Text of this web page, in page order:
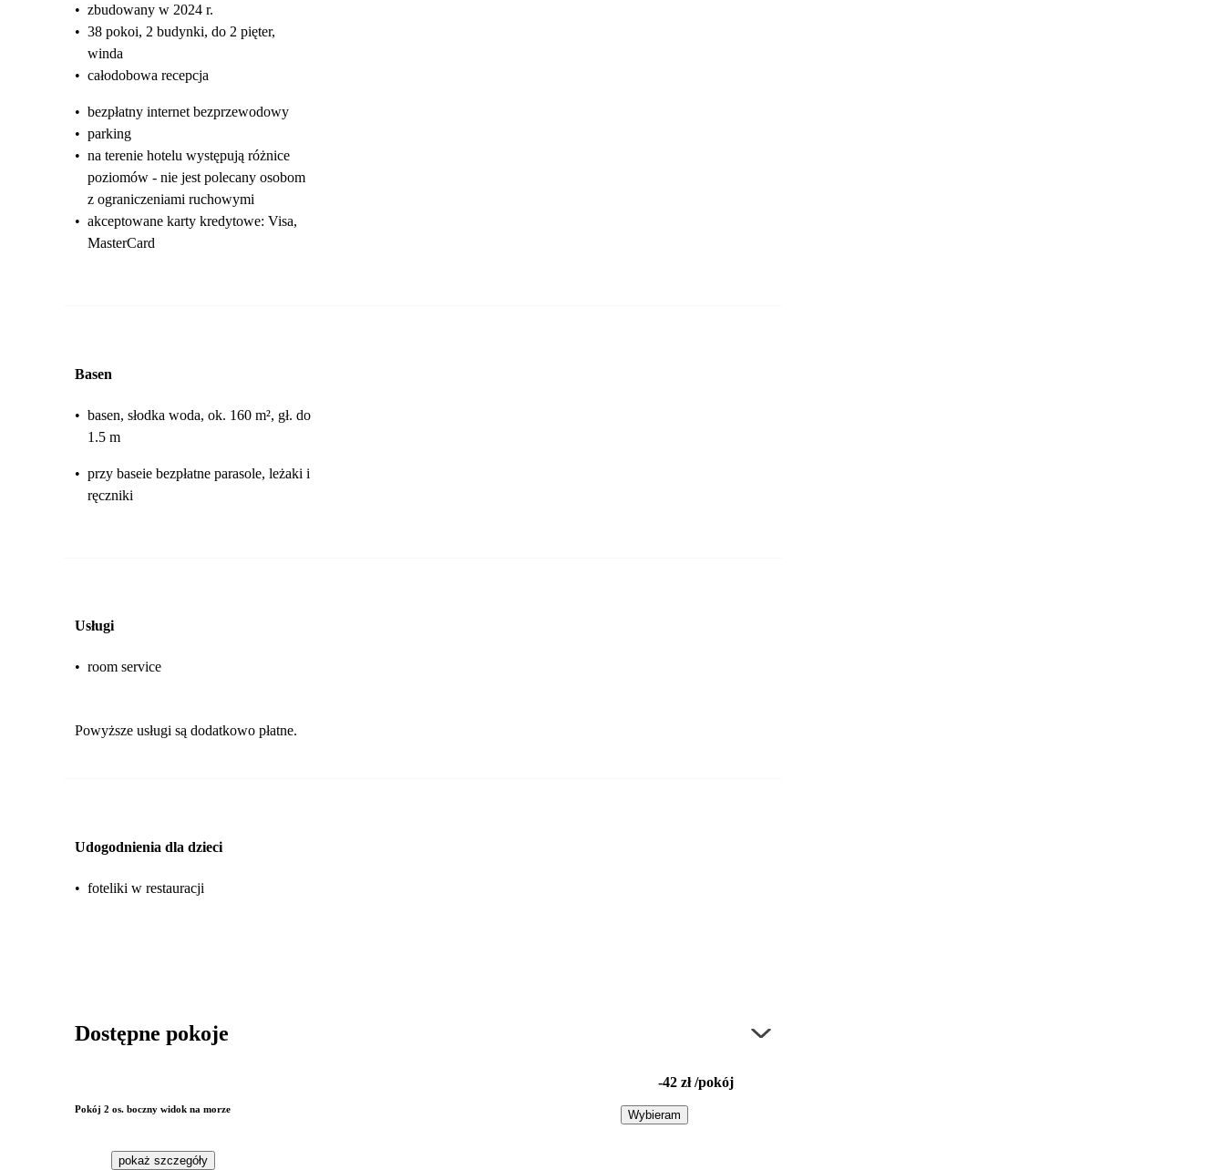
• zbudowany w 2024 r.
• 38 pokoi, 2 budynki, do 2 pięter,
winda
• całodobowa recepcja
• bezpłatny internet bezprzewodowy
• parking
• na terenie hotelu występują różnice
poziomów - nie jest polecany osobom
z ograniczeniami ruchowymi
• akceptowane karty kredytowe: Visa,
MasterCard
Basen
• basen, słodka woda, ok. 160 m², gł. do
1.5 m
• przy baseie bezpłatne parasole, leżaki i
ręczniki
Usługi
• room service
Powyższe usługi są dodatkowo płatne.
Udogodnienia dla dzieci
• foteliki w restauracji
Dostępne pokoje
Pokój 2 os. boczny widok na morze
pokaż szczegóły
-42 zł /pokój
Wybieram